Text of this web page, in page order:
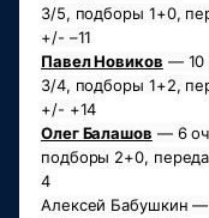
3/5, подборы 1+0,
+/- –11
Павел Новиков — 10
3/4, подборы 1+2,
+/- +14
Олег Балашов — 6
подборы 2+0,
4
Алексей Бабушкин —